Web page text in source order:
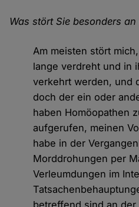
Was stört Sie besonders
Am meisten stört
lange verdreht und in
verkehrt werden, und
doch der ein oder
haben Homöopathen
aufgerufen, meinen
habe in der
Morddrohungen per
Verleumdungen im